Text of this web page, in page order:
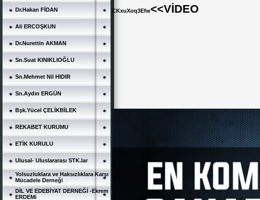
Dr.Hakan FİDAN
Ali ERCOŞKUN
Dr.Nurettin AKMAN
Sn.Suat KINIKLIOĞLU
Sn.Mehmet Nil HIDIR
Sn.Aydın ERGÜN
Bşk.Yücel ÇELİKBİLEK
REKABET KURUMU
ETİK KURULU
Ulusal- Uluslararası STK.lar
Yolsuzluklara ve Haksızlıklara Karşı
Mücadele Derneği
DİL VE EDEBİYAT DERNEĞİ -Ekrem
ERDEMi
CKxuXoq3Efw<<VİDEO